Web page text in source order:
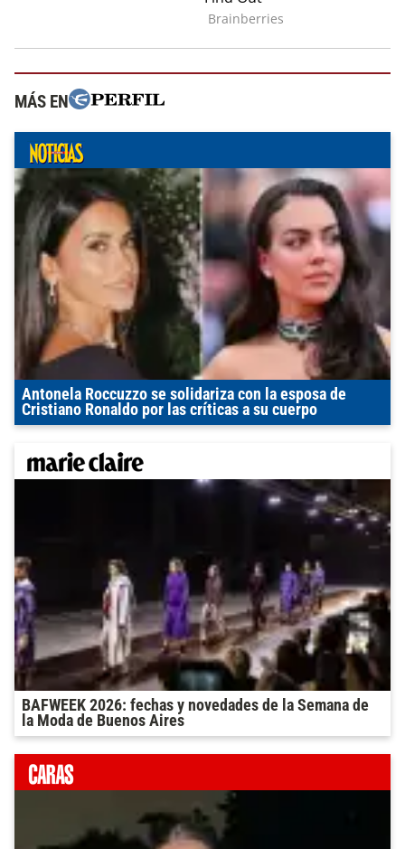
MÁS EN
Antonela Roccuzzo se solidariza con la esposa de
Cristiano Ronaldo por las críticas a su cuerpo
BAFWEEK 2026: fechas y novedades de la Semana de
la Moda de Buenos Aires